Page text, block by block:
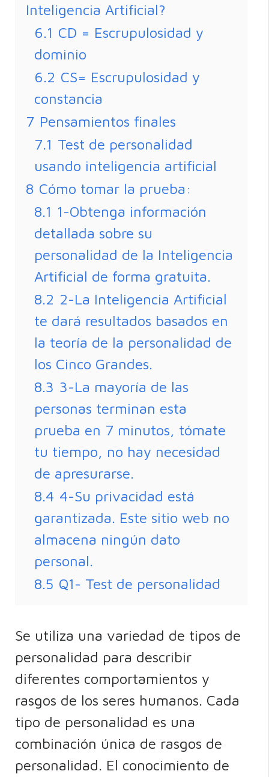
Inteligencia Artificial?
6.1 CD = Escrupulosidad y
dominio
6.2 CS= Escrupulosidad y
constancia
7 Pensamientos finales
7.1 Test de personalidad
usando inteligencia artificial
8 Cómo tomar la prueba:
8.1 1-Obtenga información
detallada sobre su
personalidad de la Inteligencia
Artificial de forma gratuita.
8.2 2-La Inteligencia Artificial
te dará resultados basados en
la teoría de la personalidad de
los Cinco Grandes.
8.3 3-La mayoría de las
personas terminan esta
prueba en 7 minutos, tómate
tu tiempo, no hay necesidad
de apresurarse.
8.4 4-Su privacidad está
garantizada. Este sitio web no
almacena ningún dato
personal.
8.5 Q1- Test de personalidad
Se utiliza una variedad de tipos de
personalidad para describir
diferentes comportamientos y
rasgos de los seres humanos. Cada
tipo de personalidad es una
combinación única de rasgos de
personalidad. El conocimiento de